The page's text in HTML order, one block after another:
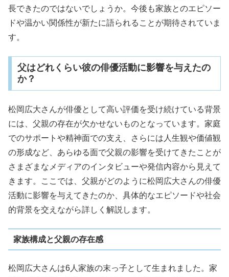
長できたのではないでしょうか。今後も家族とのエピソー
ドや温かい関係性が新たに語られることが期待されていま
す。
父はどれくらい彼の俳優活動に影響を与えたの
か？
松岡広大さんが俳優として高い評価を受け続けている背景
には、父親の存在が欠かせないものとなっています。家庭
でのサポートや精神面での支え、さらには人生観や価値観
の形成など、あらゆる面で父親の影響を受けてきたことが
さまざまなメディアのインタビューや発信内容から見えて
きます。ここでは、父親がどのように松岡広大さんの俳優
活動に影響を与えてきたのか、具体的なエピソードや社会
的背景を交えながら詳しく解説します。
家族構成と父親の存在感
松岡広大さんは6人家族の末っ子として生まれました。家